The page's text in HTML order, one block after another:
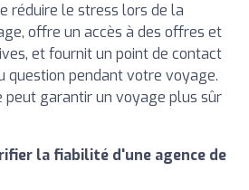
réduire le stress lors de la
offre un accès à des offres et
et fournit un point de contact
question pendant votre voyage.
peut garantir un voyage plus sûr
la fiabilité d'une agence de